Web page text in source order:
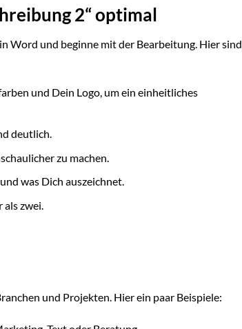
2“ optimal
Word und beginne mit der Bearbeitung. Hier sind
und Dein Logo, um ein einheitliches
deutlich.
zu machen.
was Dich auszeichnet.
zwei.
und Projekten. Hier ein paar Beispiele: